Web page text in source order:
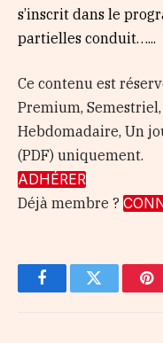
s’inscrit dans le
partielles conduit…...
Ce contenu est
Premium,
Hebdomadaire, Un
(PDF) uniquement.
ADHÉRER
Déjà membre ?
FacebookTwitter